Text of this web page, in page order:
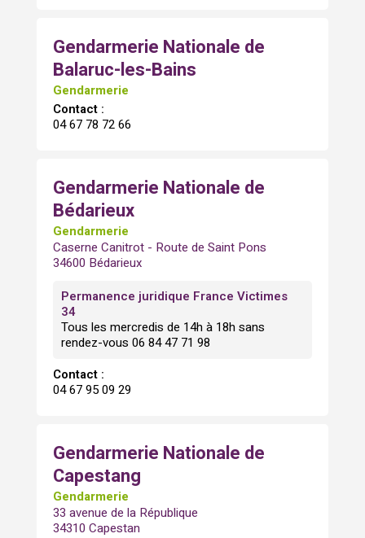
Gendarmerie Nationale de
Balaruc-les-Bains
Gendarmerie
Contact :
04 67 78 72 66
Gendarmerie Nationale de
Bédarieux
Gendarmerie
Caserne Canitrot - Route de Saint Pons
34600 Bédarieux
Permanence juridique France Victimes
34
Tous les mercredis de 14h à 18h sans
rendez-vous 06 84 47 71 98
Contact :
04 67 95 09 29
Gendarmerie Nationale de
Capestang
Gendarmerie
33 avenue de la République
34310 Capestan